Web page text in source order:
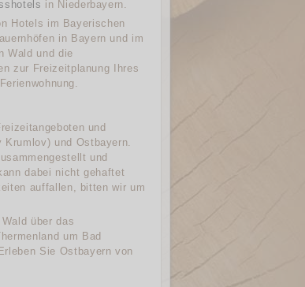
in Niederbayern.
Hotels im Bayerischen
in Bayern und im
Wald und die
zur Freizeitplanung Ihres
und
und Ostbayern.
und
dabei nicht gehaftet
auffallen, bitten wir um
über das
um Bad
Sie Ostbayern von